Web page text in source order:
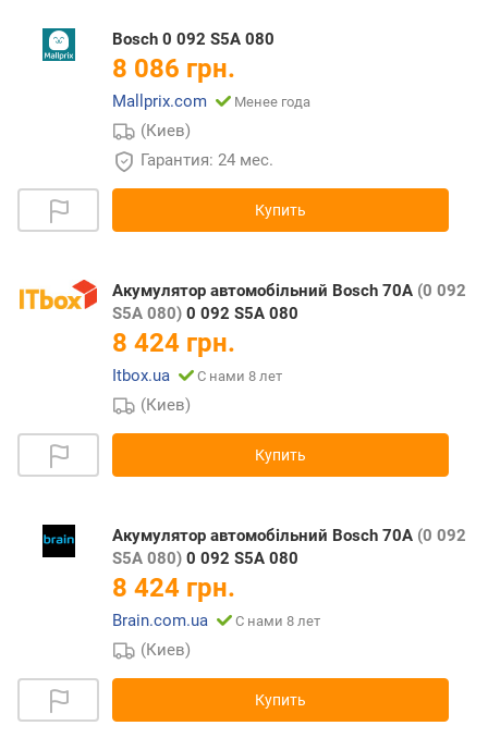
Bosch 0 092 S5A 080
8 086 грн.
Mallprix.com Менее года
(Киев)
Гарантия: 24 мес.
Купить
Акумулятор автомобільний Bosch 70А (0 092
S5A 080) 0 092 S5A 080
8 424 грн.
Itbox.ua С нами 8 лет
(Киев)
Купить
Акумулятор автомобільний Bosch 70А (0 092
S5A 080) 0 092 S5A 080
8 424 грн.
Brain.com.ua С нами 8 лет
(Киев)
Купить